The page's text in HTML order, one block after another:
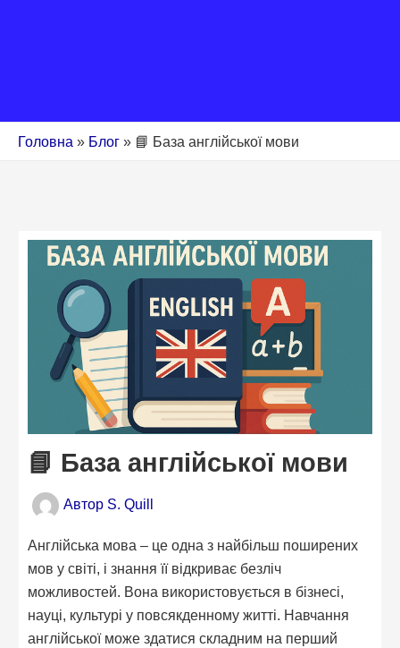
Головна » Блог » 📘 База англійської мови
📘 База англійської мови
Автор S. Quill
Англійська мова – це одна з найбільш поширених
мов у світі, і знання її відкриває безліч
можливостей. Вона використовується в бізнесі,
науці, культурі у повсякденному житті. Навчання
англійської може здатися складним на перший